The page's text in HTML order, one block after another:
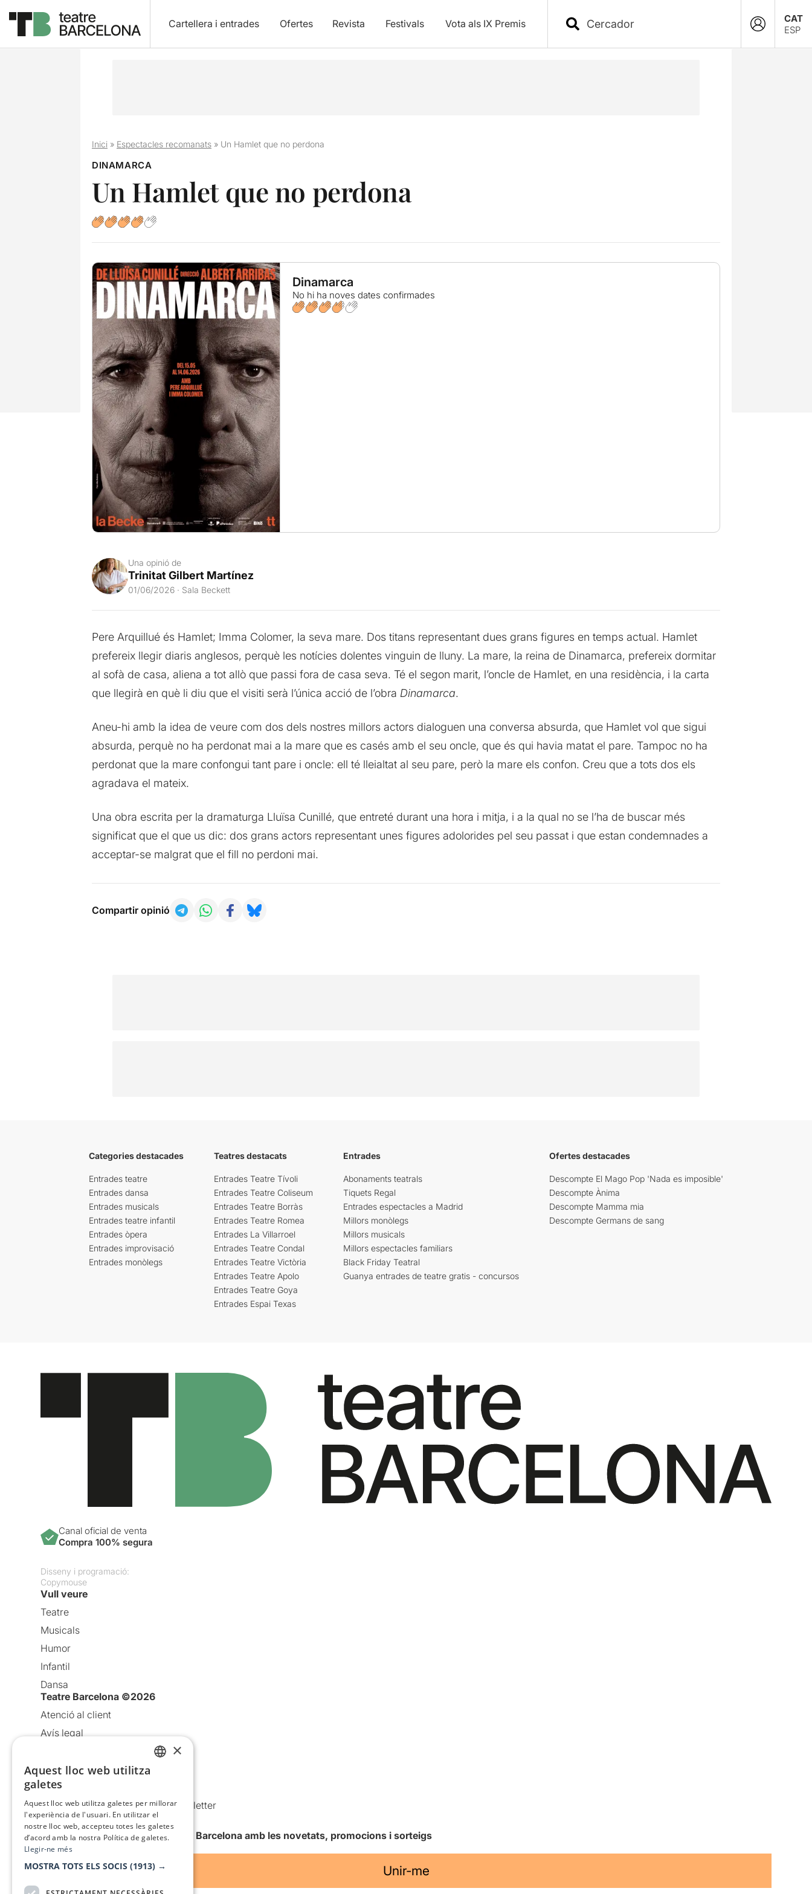
Cartellera i entrades Ofertes Revista Festivals Vota als IX Premis
CAT
ESP
Inici» Espectacles recomanats» Un Hamlet que no perdona
DINAMARCA
Un Hamlet que no perdona
Dinamarca
No hi ha noves dates confirmades
Una opinió de
Trinitat Gilbert Martínez
01/06/2026 · Sala Beckett
Pere Arquillué és Hamlet; Imma Colomer, la seva mare. Dos titans representant dues grans figures en temps actual. Hamlet
prefereix llegir diaris anglesos, perquè les notícies dolentes vinguin de lluny. La mare, la reina de Dinamarca, prefereix dormitar
al sofà de casa, aliena a tot allò que passi fora de casa seva. Té el segon marit, l’oncle de Hamlet, en una residència, i la carta
que llegirà en què li diu que el visiti serà l’única acció de l’obra Dinamarca.
Aneu-hi amb la idea de veure com dos dels nostres millors actors dialoguen una conversa absurda, que Hamlet vol que sigui
absurda, perquè no ha perdonat mai a la mare que es casés amb el seu oncle, que és qui havia matat el pare. Tampoc no ha
perdonat que la mare confongui tant pare i oncle: ell té lleialtat al seu pare, però la mare els confon. Creu que a tots dos els
agradava el mateix.
Una obra escrita per la dramaturga Lluïsa Cunillé, que entreté durant una hora i mitja, i a la qual no se l’ha de buscar més
significat que el que us dic: dos grans actors representant unes figures adolorides pel seu passat i que estan condemnades a
acceptar-se malgrat que el fill no perdoni mai.
Compartir opinió
Categories destacades
Entrades teatre
Entrades dansa
Entrades musicals
Entrades teatre infantil
Entrades òpera
Entrades improvisació
Entrades monòlegs
Teatres destacats
Entrades Teatre Tívoli
Entrades Teatre Coliseum
Entrades Teatre Borràs
Entrades Teatre Romea
Entrades La Villarroel
Entrades Teatre Condal
Entrades Teatre Victòria
Entrades Teatre Apolo
Entrades Teatre Goya
Entrades Espai Texas
Entrades
Abonaments teatrals
Tiquets Regal
Entrades espectacles a Madrid
Millors monòlegs
Millors musicals
Millors espectacles familiars
Black Friday Teatral
Guanya entrades de teatre gratis - concursos
Ofertes destacades
Descompte El Mago Pop 'Nada es imposible'
Descompte Ànima
Descompte Mamma mia
Descompte Germans de sang
Canal oficial de venta
Compra 100% segura
Disseny i programació:
Copymouse
Vull veure
Teatre
Musicals
Humor
Infantil
Dansa
Teatre Barcelona ©2026
Atenció al client
Avís legal
Política de cookies
Condicions d’ús
Comunicacions comercials i Newsletter
Anuncia’t
Vull rebre la newsletter de Teatre Barcelona amb les novetats, promocions i sorteigs
Unir-me
×
Aquest lloc web utilitza
galetes
Aquest lloc web utilitza galetes per millorar
l'experiència de l'usuari. En utilitzar el
nostre lloc web, accepteu totes les galetes
d’acord amb la nostra Política de galetes.
Llegir-ne més
MOSTRA TOTS ELS SOCIS (1913) →